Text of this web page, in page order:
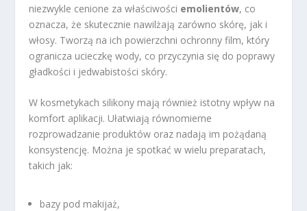
niezwykle cenione za właściwości emolientów, co
oznacza, że skutecznie nawilżają zarówno skórę, jak i
włosy. Tworzą na ich powierzchni ochronny film, który
ogranicza ucieczkę wody, co przyczynia się do poprawy
gładkości i jedwabistości skóry.
W kosmetykach silikony mają również istotny wpływ na
komfort aplikacji. Ułatwiają równomierne
rozprowadzanie produktów oraz nadają im pożądaną
konsystencję. Można je spotkać w wielu preparatach,
takich jak:
bazy pod makijaż,